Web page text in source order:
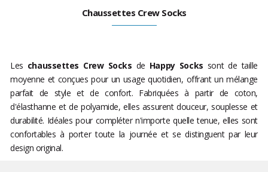
Chaussettes Crew Socks
Les chaussettes Crew Socks de Happy Socks sont de taille
moyenne et conçues pour un usage quotidien, offrant un mélange
parfait de style et de confort. Fabriquées à partir de coton,
d'élasthanne et de polyamide, elles assurent douceur, souplesse et
durabilité. Idéales pour compléter n'importe quelle tenue, elles sont
confortables à porter toute la journée et se distinguent par leur
design original.